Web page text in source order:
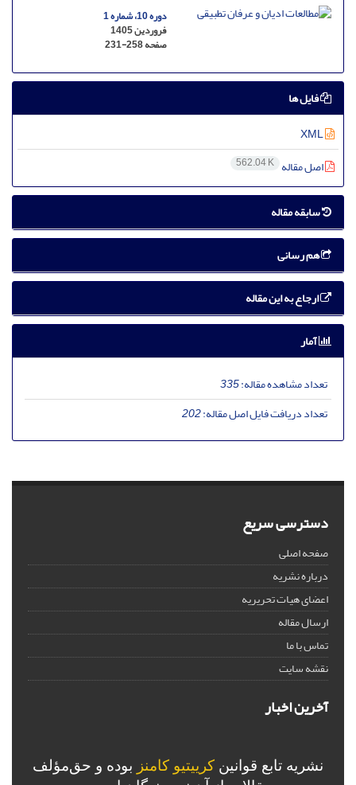
دوره 10، شماره 1
فروردین 1405
صفحه231-258
فایل ها
اصل مقاله 562.04 K
سابقه مقاله
هم رسانی
ارجاع به این مقاله
آمار
تعداد مشاهده مقاله:335
تعداد دریافت فایل اصل مقاله:202
دسترسی سریع
صفحه اصلی
درباره نشریه
اعضای هیات تحریریه
ارسال مقاله
تماس با ما
نقشه سایت
آخرین اخبار
نشریه تابع قوانین کرییتیو کامنز بوده و حق‌مؤلف